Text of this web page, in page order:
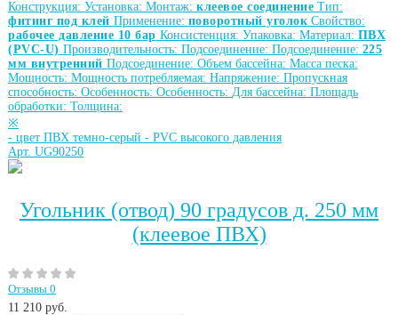
Конструкция: Установка: Монтаж: клеевое соединение Тип:
фитинг под клей Применение: поворотный уголок Свойство:
рабочее давление 10 бар Консистенция: Упаковка: Материал: ПВХ
(PVC-U) Производительность: Подсоединение: Подсоединение: 225
мм внутренний Подсоединение: Объем бассейна: Масса песка:
Мощность: Мощность потребляемая: Напряжение: Пропускная
способность: Особенность: Особенность: Для бассейна: Площадь
обработки: Толщина:
※
- цвет ПВХ темно-серый - PVC высокого давления
Арт. UG90250
Угольник (отвод) 90 градусов д. 250 мм
(клеевое ПВХ)
Отзывы 0
11 210 руб.